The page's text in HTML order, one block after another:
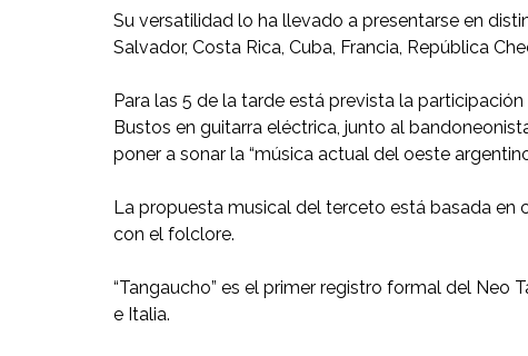
Su versatilidad lo ha llevado a presentarse en
Salvador, Costa Rica, Cuba, Francia, República
Para las 5 de la tarde está prevista la
Bustos en guitarra eléctrica, junto al
poner a sonar la “música actual del oeste
La propuesta musical del terceto está basada
con el folclore.
“Tangaucho” es el primer registro formal del Neo
e Italia.